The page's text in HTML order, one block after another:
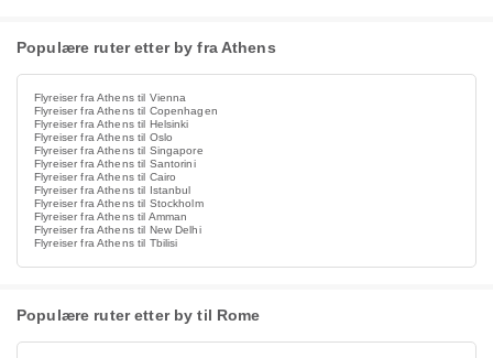
Populære ruter etter by fra Athens
Flyreiser fra Athens til Vienna
Flyreiser fra Athens til Copenhagen
Flyreiser fra Athens til Helsinki
Flyreiser fra Athens til Oslo
Flyreiser fra Athens til Singapore
Flyreiser fra Athens til Santorini
Flyreiser fra Athens til Cairo
Flyreiser fra Athens til Istanbul
Flyreiser fra Athens til Stockholm
Flyreiser fra Athens til Amman
Flyreiser fra Athens til New Delhi
Flyreiser fra Athens til Tbilisi
Populære ruter etter by til Rome